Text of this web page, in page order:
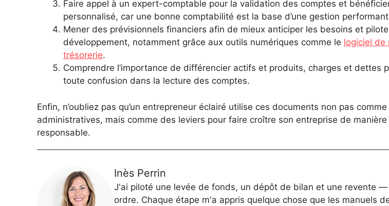
Faire appel à un expert-comptable pour la validation des comptes et
personnalisé, car une bonne comptabilité est la base d’une gestion
Mener des prévisionnels financiers afin de mieux anticiper les besoins et
développement, notamment grâce aux outils numériques comme le logiciel de
trésorerie.
Comprendre l’importance de différencier actifs et produits, charges et dettes
toute confusion dans la lecture des comptes.
Enfin, n’oubliez pas qu’un entrepreneur éclairé utilise ces documents non pas
administratives, mais comme des leviers pour faire croître son entreprise de
responsable.
Inès Perrin
J'ai piloté une levée de fonds, un dépôt de bilan et une revente
ordre. Chaque étape m'a appris quelque chose que les manuels